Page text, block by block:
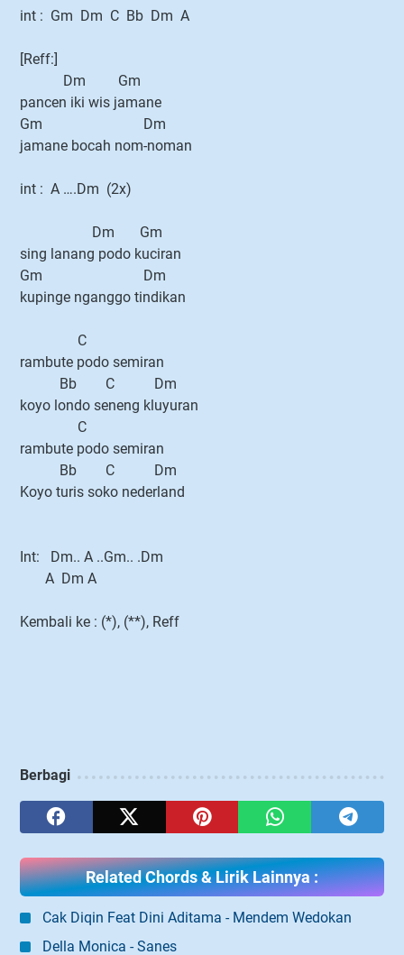
int : Gm Dm C Bb Dm A
[Reff:]
Dm Gm
pancen iki wis jamane
Gm Dm
jamane bocah nom-noman
int : A ….Dm (2x)
Dm Gm
sing lanang podo kuciran
Gm Dm
kupinge nganggo tindikan
C
rambute podo semiran
Bb C Dm
koyo londo seneng kluyuran
C
rambute podo semiran
Bb C Dm
Koyo turis soko nederland
Int: Dm.. A ..Gm.. .Dm
A Dm A
Kembali ke : (*), (**), Reff
Berbagi
Related Chords & Lirik Lainnya :
Cak Diqin Feat Dini Aditama - Mendem Wedokan
Della Monica - Sanes